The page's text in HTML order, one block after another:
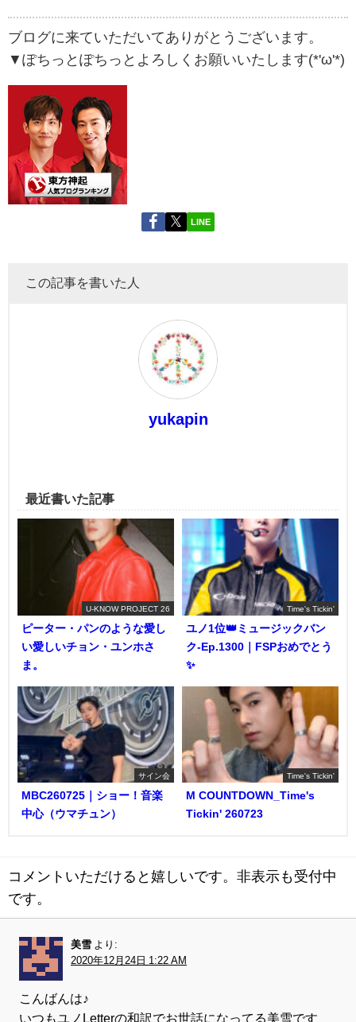
ブログに来ていただいてありがとうございます。
▼ぽちっとぽちっとよろしくお願いいたします(*'ω'*)
LINE
この記事を書いた人
yukapin
最近書いた記事
U-KNOW PROJECT 26
ピーター・パンのような愛し
い愛しいチョン・ユンホさ
ま。
Time's Tickin'
ユノ1位👑ミュージックバン
ク-Ep.1300｜FSPおめでとう
✨️
サイン会
MBC260725｜ショー！音楽
中心（ウマチュン）
Time's Tickin'
M COUNTDOWN_Time's
Tickin' 260723
コメントいただけると嬉しいです。非表示も受付中
です。
美雪 より:
2020年12月24日 1:22 AM
こんばんは♪
いつもユノLetterの和訳でお世話になってる美雪です